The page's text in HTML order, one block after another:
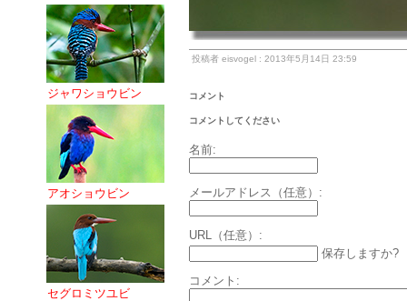
ジャワショウビン
アオショウビン
セグロミツユビ
投稿者 eisvogel : 2013年5月14日 23:59
コメント
コメントしてください
名前:
メールアドレス（任意）:
URL（任意）:
保存しますか?
コメント: